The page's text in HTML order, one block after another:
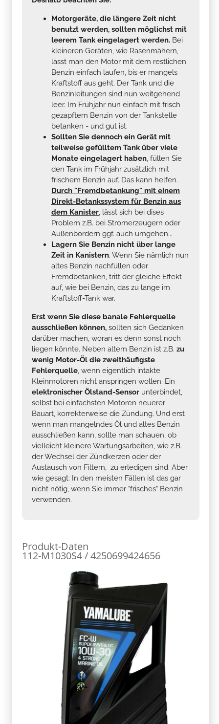
Motorgeräte, die längere Zeit nicht
benutzt werden, sollten möglichst mit
leerem Tank eingelagert werden. Bei
kleineren Geräten, wie Rasenmähern,
lässt man den Motor mit dem restlichen
Benzin einfach laufen, bis er mangels
Kraftstoff aus geht. Der Tank und die
Benzinleitungen sind nun weitgehend
leer. Im Frühjahr nun einfach mit frisch
gezapftem Benzin von der Tankstelle
betanken - und gut ist.
Sollten Sie dennoch ein Gerät mit
teilweise gefülltem Tank über viele
Monate eingelagert haben, füllen Sie
den Tank im Frühjahr zusätzlich mit
frischem Benzin auf. Das kann helfen.
Durch "Fremdbetankung" mit einem
Direkt-Betankssystem für Benzin aus
dem Kanister, lässt sich bei dises
Problem z.B. bei Stromerzeugern oder
Außenbordern ggf. auch umgehen...
Lagern Sie Benzin nicht über lange
Zeit in Kanistern. Wenn Sie nämlich nun
altes Benzin nachfüllen oder
Fremdbetanken, tritt der gleiche Effekt
auf, wie bei Benzin, das zu lange im
Kraftstoff-Tank war.
Erst wenn Sie diese banale Fehlerquelle
ausschließen können, sollten sich Gedanken
darüber machen, woran es denn sonst noch
liegen könnte. Neben altem Benzin ist z.B. zu
wenig Motor-Öl die zweithäufigste
Fehlerquelle, wenn eigentlich intakte
Kleinmotoren nicht anspringen wollen. Ein
elektronischer Ölstand-Sensor unterbindet,
selbst bei einfachsten Motoren neuerer
Bauart, korrekterweise die Zündung. Und erst
wenn man mangelndes Öl und altes Benzin
ausschließen kann, sollte man schauen, ob
vielleicht kleinere Wartungsarbeiten, wie z.B.
der Wechsel der Zündkerzen oder der
Austausch von Filtern, zu erledigen sind. Aber
wie gesagt: In den meisten Fällen ist das gar
nicht nötig, wenn Sie immer "frisches" Benzin
verwenden.
Produkt-Daten
112-M1030S4 / 4250699424656